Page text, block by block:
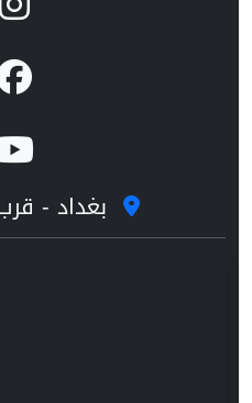
بغداد -